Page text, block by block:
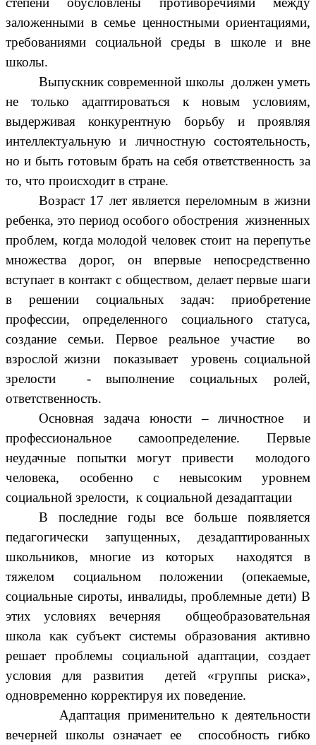
заложенными в семье ценностными ориентациями,
требованиями социальной среды в школе и вне
школы.
Выпускник современной школы должен уметь
не только адаптироваться к новым условиям,
выдерживая конкурентную борьбу и проявляя
интеллектуальную и личностную состоятельность,
но и быть готовым брать на себя ответственность за
то, что происходит в стране.
Возраст 17 лет является переломным в жизни
ребенка, это период особого обострения жизненных
проблем, когда молодой человек стоит на перепутье
множества дорог, он впервые непосредственно
вступает в контакт с обществом, делает первые шаги
в решении социальных задач: приобретение
профессии, определенного социального статуса,
создание семьи. Первое реальное участие во
взрослой жизни показывает уровень социальной
зрелости - выполнение социальных ролей,
ответственность.
Основная задача юности – личностное и
профессиональное самоопределение. Первые
неудачные попытки могут привести молодого
человека, особенно с невысоким уровнем
социальной зрелости, к социальной дезадаптации
В последние годы все больше появляется
педагогически запущенных, дезадаптированных
школьников, многие из которых находятся в
тяжелом социальном положении (опекаемые,
социальные сироты, инвалиды, проблемные дети) В
этих условиях вечерняя общеобразовательная
школа как субъект системы образования активно
решает проблемы социальной адаптации, создает
условия для развития детей «группы риска»,
одновременно корректируя их поведение.
Адаптация применительно к деятельности
вечерней школы означает ее способность гибко